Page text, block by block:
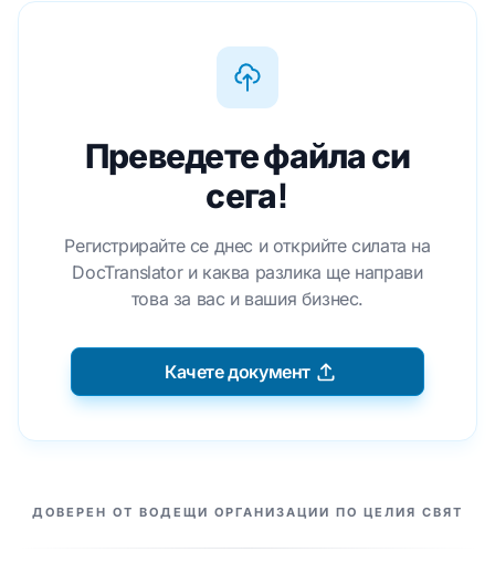
Преведете файла си
сега!
Регистрирайте се днес и открийте силата на
DocTranslator и каква разлика ще направи
това за вас и вашия бизнес.
Качете документ
НАШИТЕ ПАРТНЬОРИ
ДОВЕРЕН ОТ ВОДЕЩИ ОРГАНИЗАЦИИ ПО ЦЕЛИЯ СВЯТ